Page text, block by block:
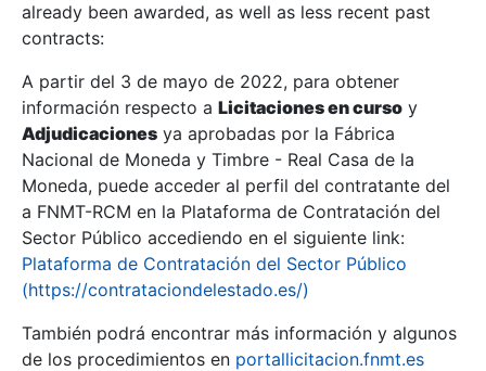
Show/Hide
Show/Hide
already been awarded, as well as less recent past
contracts:
A partir del 3 de mayo de 2022, para obtener
información respecto a Licitaciones en curso y
Adjudicaciones ya aprobadas por la Fábrica
Nacional de Moneda y Timbre - Real Casa de la
Moneda, puede acceder al perfil del contratante del
a FNMT-RCM en la Plataforma de Contratación del
Sector Público accediendo en el siguiente link:
Plataforma de Contratación del Sector Público
(https://contrataciondelestado.es/)
También podrá encontrar más información y algunos
de los procedimientos en portallicitacion.fnmt.es